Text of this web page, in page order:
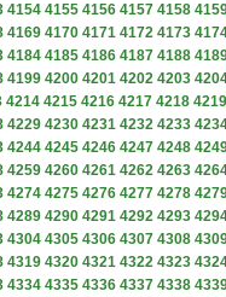
4154 4155 4156 4157 4158
4169 4170 4171 4172 4173
4184 4185 4186 4187 4188
4199 4200 4201 4202 4203
4214 4215 4216 4217 4218 4219
4229 4230 4231 4232 4233
4244 4245 4246 4247 4248
4259 4260 4261 4262 4263
4274 4275 4276 4277 4278
4289 4290 4291 4292 4293
4304 4305 4306 4307 4308
4319 4320 4321 4322 4323
4334 4335 4336 4337 4338